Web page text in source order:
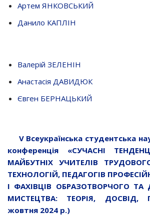
Артем ЯНКОВСЬКИЙ
Данило КАПЛІН
Валерій ЗЕЛЕНІН
Анастасія ДАВИДЮК
Євген БЕРНАЦЬКИЙ
V Всеукраїнська студентська
конференція «СУЧАСНІ
МАЙБУТНІХ УЧИТЕЛІВ
ТЕХНОЛОГІЙ, ПЕДАГОГІВ
І ФАХІВЦІВ ОБРАЗОТВОРЧОГО ТА
МИСТЕЦТВА: ТЕОРІЯ, ДОСВІД,
жовтня 2024 р.)